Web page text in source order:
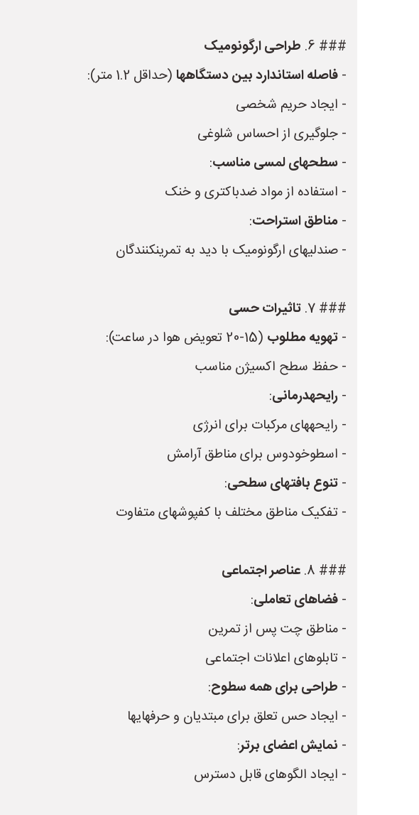
### 6.
طراحی ارگونومیک
- فاصله استاندارد بین دستگاهها (حداقل 1.2 متر):
- ایجاد حریم شخصی
- جلوگیری از احساس شلوغی
- سطحهای لمسی مناسب:
- استفاده از مواد ضدباکتری و خنک
- مناطق استراحت:
- صندلیهای ارگونومیک با دید به تمرینکنندگان
### 7.
تاثیرات حسی
- تهویه مطلوب (15-20 تعویض هوا در ساعت):
- حفظ سطح اکسیژن مناسب
- رایحهدرمانی:
- رایحههای مرکبات برای انرژی
- اسطوخودوس برای مناطق آرامش
- تنوع بافتهای سطحی:
- تفکیک مناطق مختلف با کفپوشهای متفاوت
### 8.
عناصر اجتماعی
- فضاهای تعاملی:
- مناطق چت پس از تمرین
- تابلوهای اعلانات اجتماعی
- طراحی برای همه سطوح:
- ایجاد حس تعلق برای مبتدیان و حرفهایها
- نمایش اعضای برتر:
- ایجاد الگوهای قابل دسترس